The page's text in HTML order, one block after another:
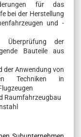
für das
bei der Herstellung
und -
Überprüfung der
Bauteile aus
der Anwendung von
Techniken in
Raumfahrzeugbau